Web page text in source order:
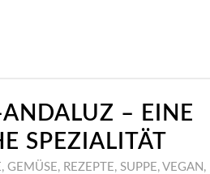
– EINE
SPEZIALITÄT
, GEMÜSE, REZEPTE, SUPPE, VEGAN ,